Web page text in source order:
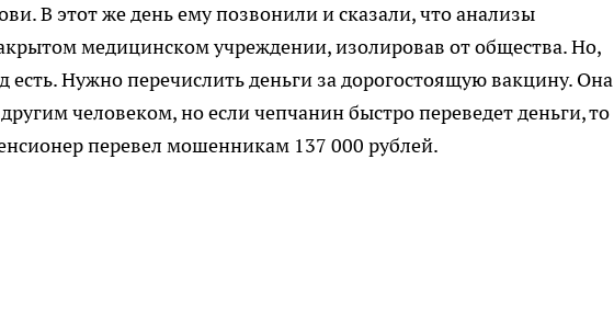
В этот же день ему позвонили и сказали, что анализы
медицинском учреждении, изолировав от общества. Но,
есть. Нужно перечислить деньги за дорогостоящую вакцину. Она
человеком, но если чепчанин быстро переведет деньги, то
перевел мошенникам 137 000 рублей.